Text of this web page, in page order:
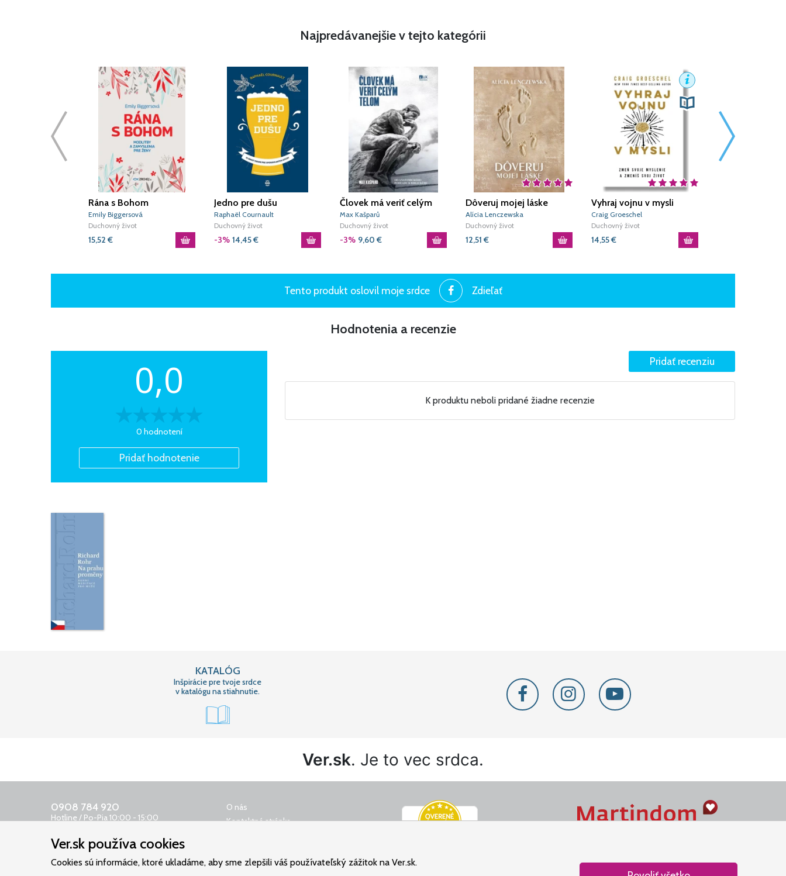
Najpredávanejšie v tejto kategórii
Rána s Bohom
Emily Biggersová
Duchovný život
15,52 €
Jedno pre dušu
Raphaël Cournault
Duchovný život
-3% 14,45€
Človek má veriť celým
telom
Max Kašparů
Duchovný život
-3% 9,60 €
Dôveruj mojej láske
Alícia Lenczewska
Duchovný život
12,51 €
Vyhraj vojnu v mysli
Craig Groeschel
Duchovný život
14,55€
Tento produkt oslovil moje srdce Zdieľať
Hodnotenia a recenzie
0,0
0 hodnotení
K produktu neboli pridané žiadne recenzie
KATALÓG
Inšpirácie pre tvoje srdce
v katalógu na stiahnutie.
Ver.sk. Je to vec srdca.
0908 784 920
Hotline / Po-Pia 10:00 - 15:00
Odkazovač 24 h
objednavky@ver.sk
O nás
Kontaktná stránka
Ochrana osobných údajov
ktoré pomáha nájsť vzťah s Bohom.
Ver.sk používa cookies
Cookies sú informácie, ktoré ukladáme, aby sme zlepšili váš používateľský zážitok na Ver.sk.